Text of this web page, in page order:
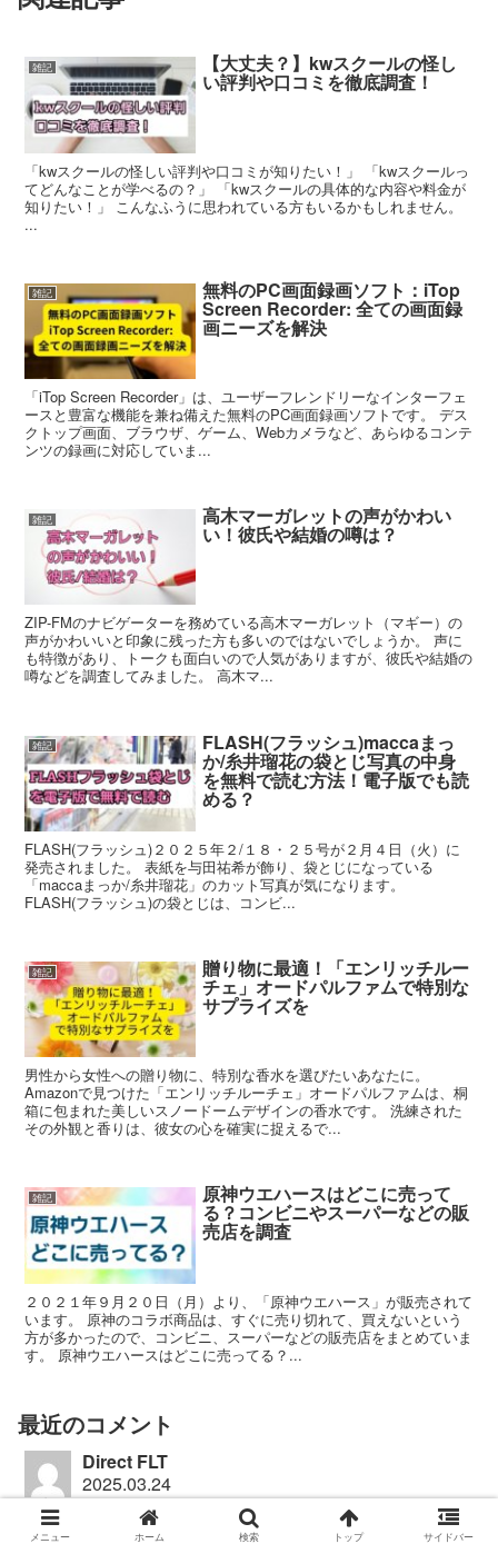
雑記 【大丈夫？】kwスクールの怪し
い評判や口コミを徹底調査！
「kwスクールの怪しい評判や口コミが知りたい！」 「kwスクールっ
てどんなことが学べるの？」 「kwスクールの具体的な内容や料金が
知りたい！」 こんなふうに思われている方もいるかもしれません。
...
雑記 無料のPC画面録画ソフト：iTop
Screen Recorder: 全ての画面録
画ニーズを解決
「iTop Screen Recorder」は、ユーザーフレンドリーなインターフェ
ースと豊富な機能を兼ね備えた無料のPC画面録画ソフトです。 デス
クトップ画面、ブラウザ、ゲーム、Webカメラなど、あらゆるコンテ
ンツの録画に対応していま...
雑記 高木マーガレットの声がかわい
い！彼氏や結婚の噂は？
ZIP-FMのナビゲーターを務めている高木マーガレット（マギー）の
声がかわいいと印象に残った方も多いのではないでしょうか。 声に
も特徴があり、トークも面白いので人気がありますが、彼氏や結婚の
噂などを調査してみました。 高木マ...
雑記 FLASH(フラッシュ)maccaまっ
か/糸井瑠花の袋とじ写真の中身
を無料で読む方法！電子版でも読
める？
FLASH(フラッシュ)２０２５年２/１８・２５号が２月４日（火）に
発売されました。 表紙を与田祐希が飾り、袋とじになっている
「maccaまっか/糸井瑠花」のカット写真が気になります。
FLASH(フラッシュ)の袋とじは、コンビ...
雑記 贈り物に最適！「エンリッチルー
チェ」オードパルファムで特別な
サプライズを
男性から女性への贈り物に、特別な香水を選びたいあなたに。
Amazonで見つけた「エンリッチルーチェ」オードパルファムは、桐
箱に包まれた美しいスノードームデザインの香水です。 洗練された
その外観と香りは、彼女の心を確実に捉えるで...
雑記 原神ウエハースはどこに売って
る？コンビニやスーパーなどの販
売店を調査
２０２１年９月２０日（月）より、「原神ウエハース」が販売されて
います。 原神のコラボ商品は、すぐに売り切れて、買えないという
方が多かったので、コンビニ、スーパーなどの販売店をまとめていま
す。 原神ウエハースはどこに売ってる？...
最近のコメント
Direct FLT
2025.03.24
I'm amazed, I have to admit. Rarely do I come across a blog
that's both equally educative and enga...
メニュー ホーム 検索 トップ サイドバー